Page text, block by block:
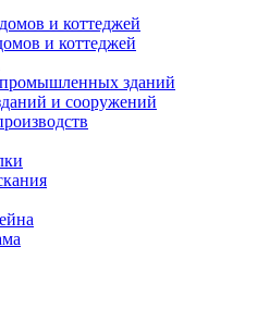
и коттеджей
и коттеджей
зданий
и сооружений